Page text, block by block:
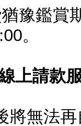
豫鑑賞
。
上請款
將無法